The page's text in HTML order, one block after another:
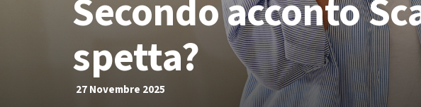
Secondo acconto
spetta?
27 Novembre 2025